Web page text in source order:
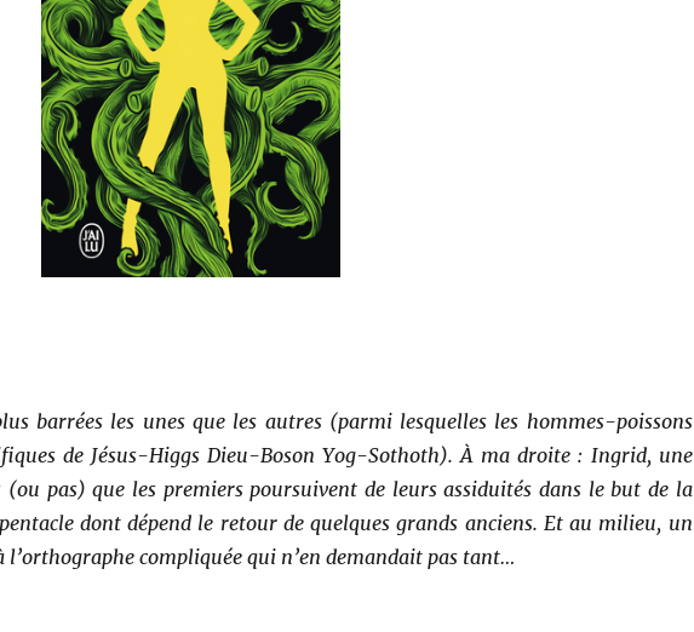
barrées les unes que les autres (parmi lesquelles les hommes-poissons
de Jésus-Higgs Dieu-Boson Yog-Sothoth). À ma droite : Ingrid, une
pas) que les premiers poursuivent de leurs assiduités dans le but de la
dont dépend le retour de quelques grands anciens. Et au milieu, un
compliquée qui n’en demandait pas tant…